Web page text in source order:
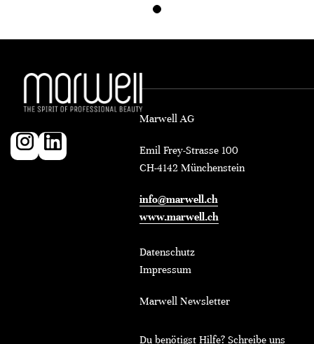
Marwell AG
Emil Frey-Strasse 100
CH-4142 Münchenstein
info@marwell.ch
www.marwell.ch
Datenschutz
Impressum
Marwell Newsletter
Du benötigst Hilfe? Schreibe uns